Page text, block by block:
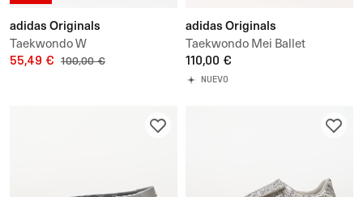
adidas Originals
Taekwondo W
55,49 € 100,00 €
adidas Originals
Taekwondo Mei Ballet
110,00 €
NUEVO